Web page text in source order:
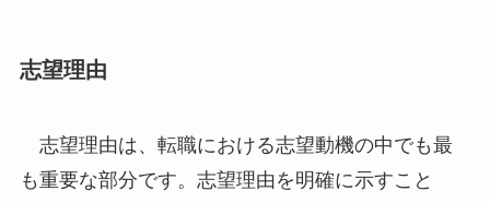
志望理由
志望理由は、転職における志望動機の中でも最
も重要な部分です。志望理由を明確に示すこと